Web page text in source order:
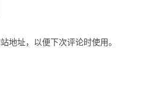
地址，以便下次评论时使用。